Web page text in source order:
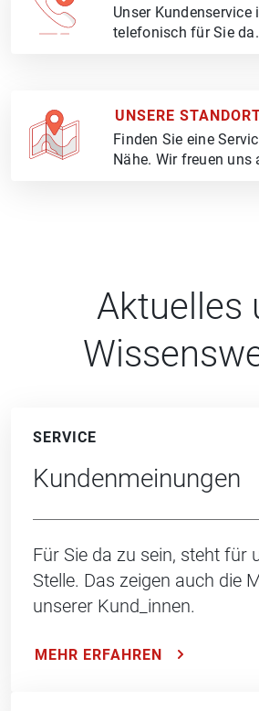
Unser Kundenservice
telefonisch für Sie
UNSERE
Finden Sie eine
Nähe. Wir freuen uns
Aktuelles
SERVICE
Kundenmeinungen
Für Sie da zu sein, steht für
Stelle. Das zeigen auch die
unserer Kund_innen.
MEHR ERFAHREN